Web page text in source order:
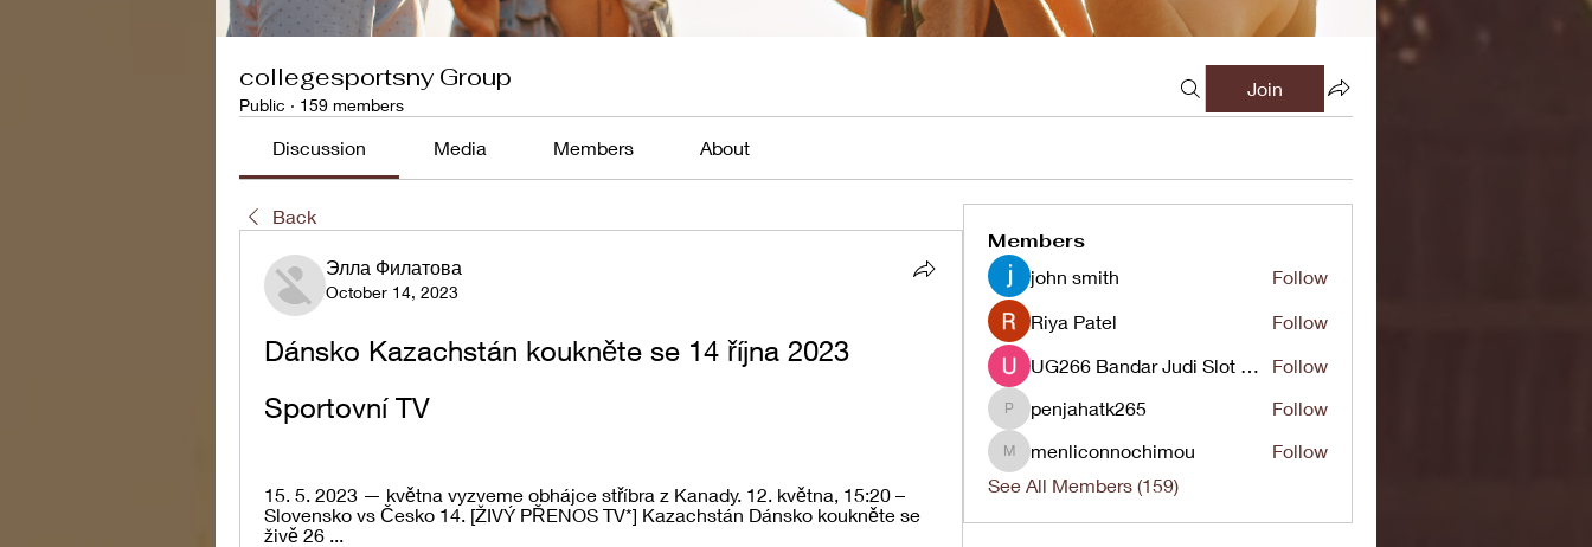
collegesportsny Group
Public · 159 members
Join
Discussion Media Members About
Back
Элла Филатова
October 14, 2023
Dánsko Kazachstán koukněte se 14 října 2023
Sportovní TV
15. 5. 2023 — května vyzveme obhájce stříbra z Kanady. 12. května, 15:20 –
Slovensko vs Česko 14. [ŽIVÝ PŘENOS TV*] Kazachstán Dánsko koukněte se
živě 26 ...
Members
john smith
Follow
Riya Patel
Follow
UG266 Bandar Judi Slot Online Live RTP Slot Gacor Tertinggi
Follow
penjahatk265
penjahatk265 Follow
menliconnochimou
menliconnochimou
Follow
See All Members (159)